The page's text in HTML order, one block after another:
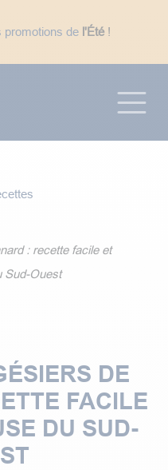
promotions de l'Été!
des
, pour éviter des délais de
le week-end.
: recette facile et
Sud-Ouest
DE
FACILE
DU SUD-